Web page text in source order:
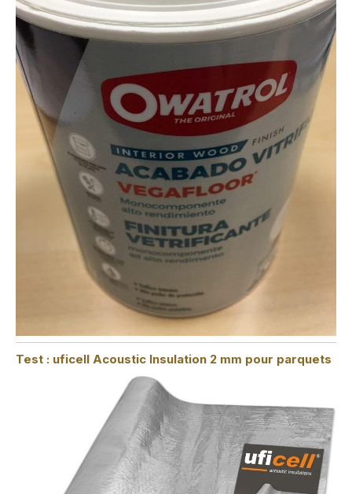
Test : uficell Acoustic Insulation 2 mm pour parquets